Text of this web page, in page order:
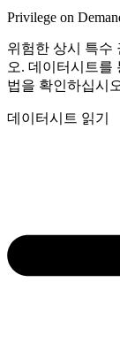
Privilege on
위험한 상시 특수
오. 데이터시트를
법을 확인하십시
데이터시트 읽기